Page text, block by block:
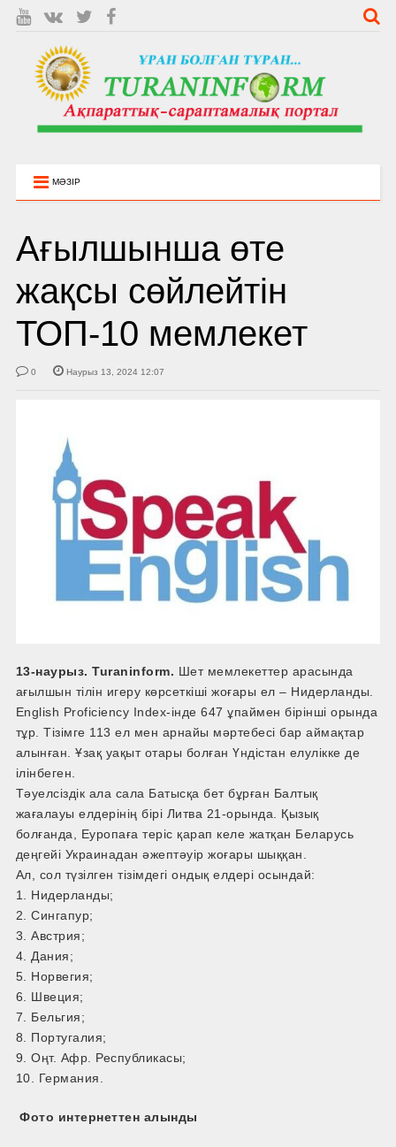
МӘЗІР
Ағылшынша өте
жақсы сөйлейтін
ТОП-10 мемлекет
0 Наурыз 13, 2024 12:07
13-наурыз. Turaninform. Шет мемлекеттер арасында
ағылшын тілін игеру көрсеткіші жоғары ел – Нидерланды.
English Proficiency Index-інде 647 ұпаймен бірінші орында
тұр. Тізімге 113 ел мен арнайы мәртебесі бар аймақтар
алынған. Ұзақ уақыт отары болған Үндістан елулікке де
ілінбеген.
Тәуелсіздік ала сала Батысқа бет бұрған Балтық
жағалауы елдерінің бірі Литва 21-орында. Қызық
болғанда, Еуропаға теріс қарап келе жатқан Беларусь
деңгейі Украинадан әжептәуір жоғары шыққан.
Ал, сол түзілген тізімдегі ондық елдері осындай:
1. Нидерланды;
2. Сингапур;
3. Австрия;
4. Дания;
5. Норвегия;
6. Швеция;
7. Бельгия;
8. Португалия;
9. Оңт. Афр. Республикасы;
10. Германия.
Фото интернеттен алынды